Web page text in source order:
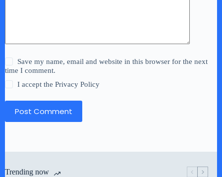
Save my name, email and website in this browser for the next
time I comment.
I accept thePrivacy Policy
Post Comment
Trending now